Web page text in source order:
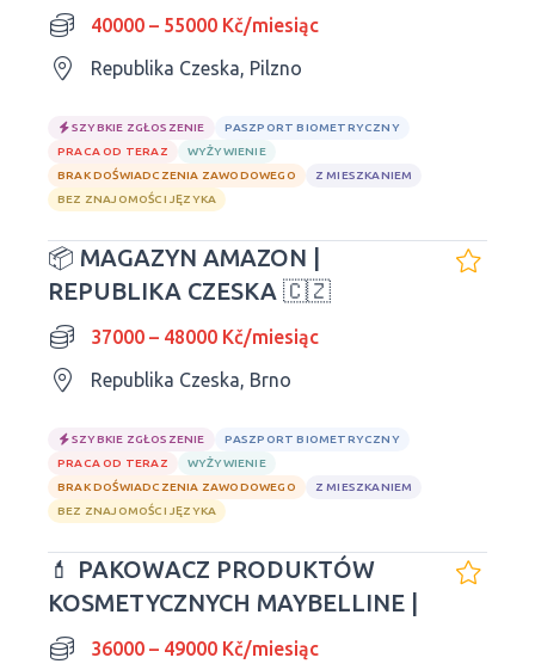
40000 – 55000 Kč/miesiąc
Republika Czeska, Pilzno
SZYBKIE ZGŁOSZENIE
PASZPORT BIOMETRYCZNY
PRACA OD TERAZ
WYŻYWIENIE
BRAK DOŚWIADCZENIA ZAWODOWEGO
Z MIESZKANIEM
BEZ ZNAJOMOŚCI JĘZYKA
📦 MAGAZYN AMAZON |
REPUBLIKA CZESKA 🇨🇿
37000 – 48000 Kč/miesiąc
Republika Czeska, Brno
SZYBKIE ZGŁOSZENIE
PASZPORT BIOMETRYCZNY
PRACA OD TERAZ
WYŻYWIENIE
BRAK DOŚWIADCZENIA ZAWODOWEGO
Z MIESZKANIEM
BEZ ZNAJOMOŚCI JĘZYKA
💄 PAKOWACZ PRODUKTÓW
KOSMETYCZNYCH MAYBELLINE |
36000 – 49000 Kč/miesiąc